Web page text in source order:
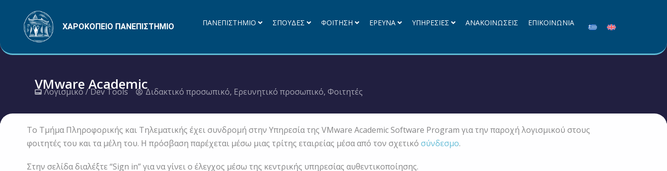
περιεχόμενο
ΧΑΡΟΚΟΠΕΙΟ ΠΑΝΕΠΙΣΤΗΜΙΟ ΠΑΝΕΠΙΣΤΗΜΙΟ ΣΠΟΥΔΕΣ ΦΟΙΤΗΣΗ ΕΡΕΥΝΑ ΥΠΗΡΕΣΙΕΣ ΑΝΑΚΟΙΝΩΣΕΙΣ ΕΠΙΚΟΙΝΩΝΙΑ
VMware Academic
Λογισμικό / Dev Tools Διδακτικό προσωπικό, Ερευνητικό προσωπικό, Φοιτητές
Το Τμήμα Πληροφορικής και Τηλεματικής έχει συνδρομή στην Υπηρεσία της VMware Academic Software Program για την παροχή λογισμικού στους
φοιτητές του και τα μέλη του. Η πρόσβαση παρέχεται μέσω μιας τρίτης εταιρείας μέσα από τον σχετικό σύνδεσμο.
Στην σελίδα διαλέξτε “Sign in” για να γίνει ο έλεγχος μέσω της κεντρικής υπηρεσίας αυθεντικοποίησης.